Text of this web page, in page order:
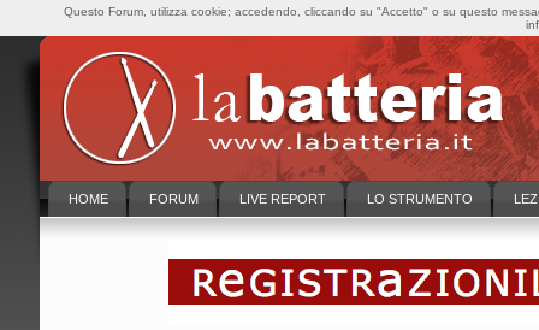
HOME FORUM LIVE REPORT LO STRUMENTO
Questo Forum, utilizza cookie; accedendo, cliccando su "Accetto" o su questo